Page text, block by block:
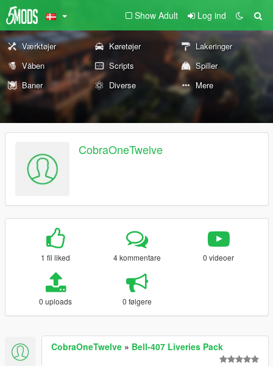
Show Adult Log ind
Værktøjer Køretøjer
Lakeringer
Våben
Scripts
Spiller
Baner
Diverse Mere
CobraOneTwelve
1 fil liked 4 kommentare 0 videoer
0 uploads 0 følgere
CobraOneTwelve » Bell-407 Liveries Pack